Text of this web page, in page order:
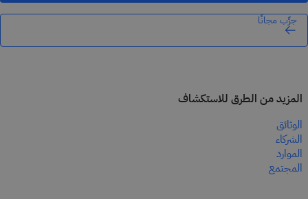
جرِّب مجانًا
المزيد من الطرق للاستكشاف
الوثائق
الشركاء
الموارد
المجتمع